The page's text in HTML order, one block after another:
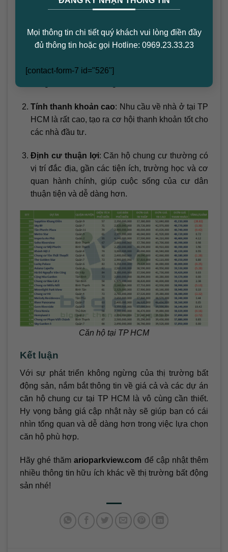
Mọi thông tin chi tiết quý khách vui lòng điền đầy
đủ thông tin hoặc gọi Hotline: 0969.23.33.23
[contact-form-7 id="526"]
Căn hộ Quận 9
Tại sao bạn nên đầu tư vào căn hộ
chung cư tại TP HCM?
TP HCM đang trên đà tăng trưởng mạnh mẽ, với
Tính thanh khoản cao: Nhu cầu về nhà ở tại TP
HCM là rất cao, tạo ra cơ hội thanh khoản tốt cho
các nhà đầu tư.
Định cư thuận lợi: Căn hộ chung cư thường có
vị trí đắc địa, gần các tiện ích, trường học và cơ
quan hành chính, giúp cuộc sống của cư dân
thuận tiện và dễ dàng hơn.
Căn hộ tại TP HCM
Kết luận
Với sự phát triển không ngừng của thị trường bất
động sản, nắm bắt thông tin về giá cả và các dự án
căn hộ chung cư tại TP HCM là vô cùng cần thiết.
Hy vọng bảng giá cập nhật này sẽ giúp bạn có cái
nhìn tổng quan và dễ dàng hơn trong việc lựa chọn
căn hộ phù hợp.
Hãy ghé thămarioparkview.com để cập nhật thêm
nhiều thông tin hữu ích khác về thị trường bất động
sản nhé!